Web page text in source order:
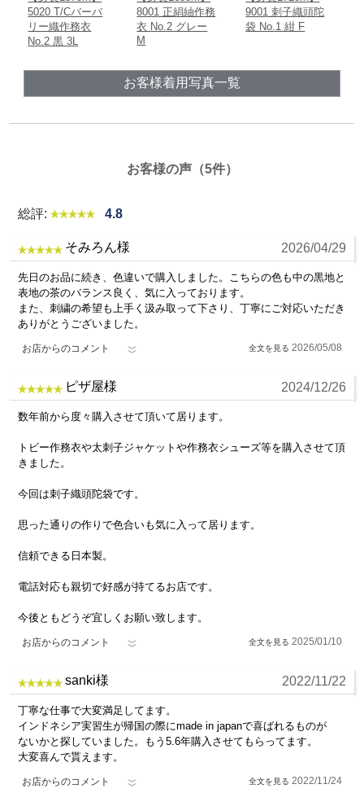
5020 T/Cバーバ
リー織作務衣
No.2 黒 3L
8001 正絹紬作務
衣 No.2 グレー
M
9001 刺子織頭陀
袋 No.1 紺 F
お客様着用写真一覧
お客様の声（5件）
総評: 4.8
そみろん様 2026/04/29
先日のお品に続き、色違いで購入しました。こちらの色も中の黒地と
表地の茶のバランス良く、気に入っております。
また、刺繍の希望も上手く汲み取って下さり、丁寧にご対応いただき
ありがとうございました。
お店からのコメント 2026/05/08
ピザ屋様 2024/12/26
数年前から度々購入させて頂いて居ります。
トビー作務衣や太刺子ジャケットや作務衣シューズ等を購入させて頂
きました。
今回は刺子織頭陀袋です。
思った通りの作りで色合いも気に入って居ります。
信頼できる日本製。
電話対応も親切で好感が持てるお店です。
今後ともどうぞ宜しくお願い致します。
お店からのコメント 2025/01/10
sanki様 2022/11/22
丁寧な仕事で大変満足してます。
インドネシア実習生が帰国の際にmade in japanで喜ばれるものが
ないかと探していました。もう5.6年購入させてもらってます。
大変喜んで貰えます。
お店からのコメント 2022/11/24